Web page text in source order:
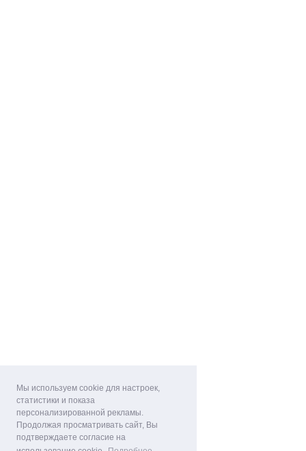
Мы используем cookie для настроек,
статистики и показа
персонализированной рекламы.
Продолжая просматривать сайт, Вы
подтверждаете согласие на